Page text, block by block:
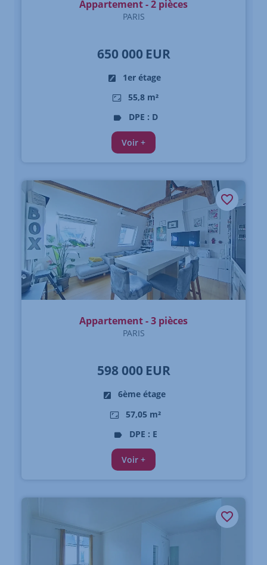
Appartement - 2 pièces
PARIS
650 000 EUR
1er étage
55,8 m²
DPE : D
Voir +
Appartement - 3 pièces
PARIS
598 000 EUR
6ème étage
57,05 m²
DPE : E
Voir +